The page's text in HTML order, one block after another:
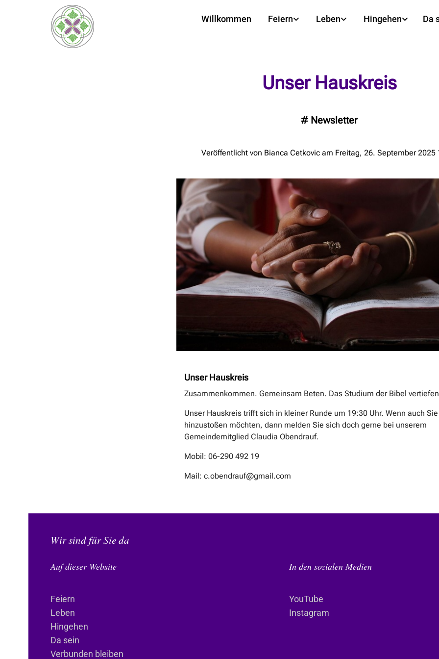
Willkommen Feiern Leben Hingehen Da
Unser Hauskreis
# Newsletter
Veröffentlicht von Bianca Cetkovic am Freitag, 26. September 2025
Unser Hauskreis
Zusammenkommen. Gemeinsam Beten. Das Studium der Bibel
Unser Hauskreis trifft sich in kleiner Runde um 19:30 Uhr. Wenn auch Sie
hinzustoßen möchten, dann melden Sie sich doch gerne bei unserem
Gemeindemitglied Claudia Obendrauf.
Mobil: 06-290 492 19
Mail: c.obendrauf@gmail.com
Wir sind für Sie da
Auf dieser Website
Feiern
Leben
Hingehen
Da sein
Verbunden bleiben
In den sozialen Medien
YouTube
Instagram